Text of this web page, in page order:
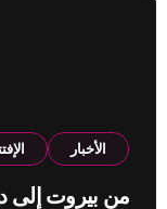
الأخبار